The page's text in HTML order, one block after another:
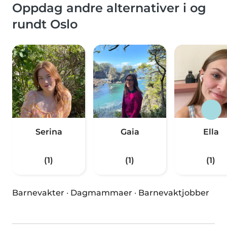
Oppdag andre alternativer i og
rundt Oslo
Serina
(1)
Gaia
(1)
Ella
(1)
Barnevakter · Dagmammaer · Barnevaktjobber